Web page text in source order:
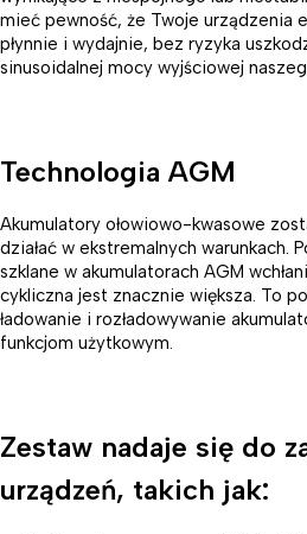
mieć pewność, że Twoje urządzenia
płynnie i wydajnie, bez ryzyka
sinusoidalnej mocy wyjściowej
Technologia AGM
Akumulatory ołowiowo-kwasowe
działać w ekstremalnych warunkach.
szklane w akumulatorach AGM
cykliczna jest znacznie większa. To
ładowanie i rozładowywanie
funkcjom użytkowym.
Zestaw nadaje się do
urządzeń, takich jak: